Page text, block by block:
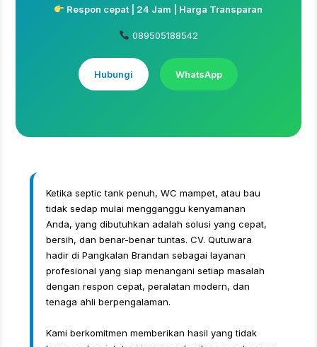
Respon cepat | 24 Jam | Harga Transparan
089505188542
Hubungi WhatsApp
Ketika septic tank penuh, WC mampet, atau bau
tidak sedap mulai mengganggu kenyamanan
Anda, yang dibutuhkan adalah solusi yang cepat,
bersih, dan benar-benar tuntas. CV. Qutuwara
hadir di Pangkalan Brandan sebagai layanan
profesional yang siap menangani setiap masalah
dengan respon cepat, peralatan modern, dan
tenaga ahli berpengalaman.
Kami berkomitmen memberikan hasil yang tidak